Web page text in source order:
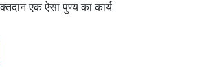
एक ऐसा पुण्य का कार्य